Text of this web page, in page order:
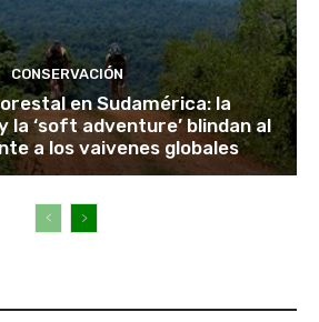
CONSERVACIÓN
en Sudamérica: la
la ‘soft adventure’ blindan al
a los vaivenes globales